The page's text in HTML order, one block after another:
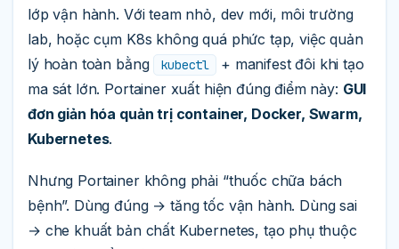
lớp vận hành. Với team nhỏ, dev mới, môi trường
lab, hoặc cụm K8s không quá phức tạp, việc quản
lý hoàn toàn bằng
kubectl
+ manifest đôi khi tạo
ma sát lớn. Portainer xuất hiện đúng điểm này: GUI
đơn giản hóa quản trị container, Docker, Swarm,
Kubernetes.
Nhưng Portainer không phải “thuốc chữa bách
bệnh”. Dùng đúng → tăng tốc vận hành. Dùng sai
→ che khuất bản chất Kubernetes, tạo phụ thuộc